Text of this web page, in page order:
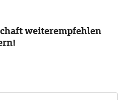
weiterempfehlen